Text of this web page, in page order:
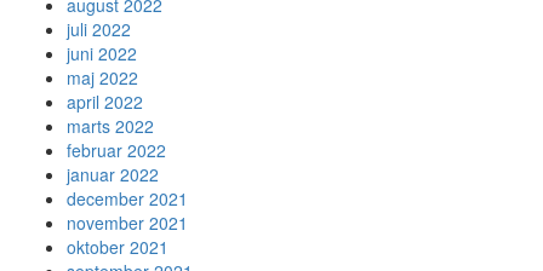
august 2022
juli 2022
juni 2022
maj 2022
april 2022
marts 2022
februar 2022
januar 2022
december 2021
november 2021
oktober 2021